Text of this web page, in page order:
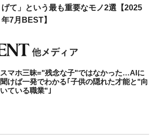
げて」という最も重要なモノ2選【2025
年7月BEST】
スマホ三昧="残念な子"ではなかった…AIに
聞けば一発でわかる｢子供の隠れた才能と"向
いている職業"｣